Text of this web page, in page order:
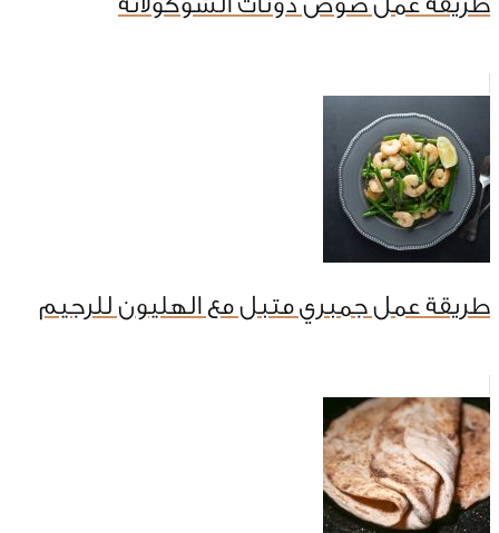
طريقة عمل جمبري متبل مع الهليون للرجيم